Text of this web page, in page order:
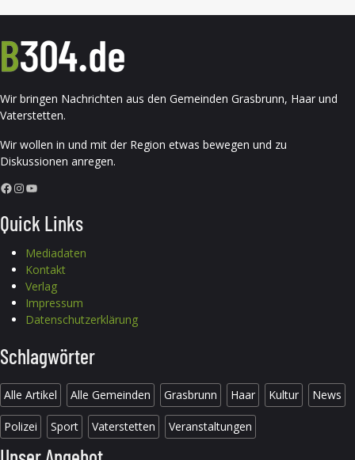
Wir bringen Nachrichten aus den Gemeinden Grasbrunn, Haar und
Vaterstetten.
Wir wollen in und mit der Region etwas bewegen und zu
Diskussionen anregen.
Facebook InstagramYouTube
Quick Links
Mediadaten
Kontakt
Verlag
Impressum
Datenschutzerklärung
Schlagwörter
Alle Artikel Alle Gemeinden Grasbrunn Haar Kultur News
Polizei Sport Vaterstetten Veranstaltungen